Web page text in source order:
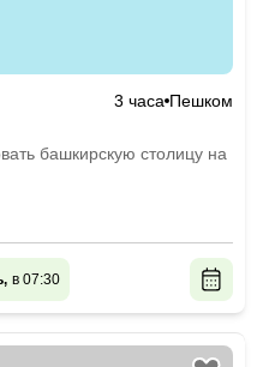
3 часа Пешком
башкирскую столицу на
в 07:30